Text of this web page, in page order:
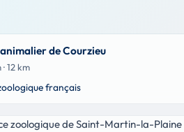
de Courzieu
12 km
français